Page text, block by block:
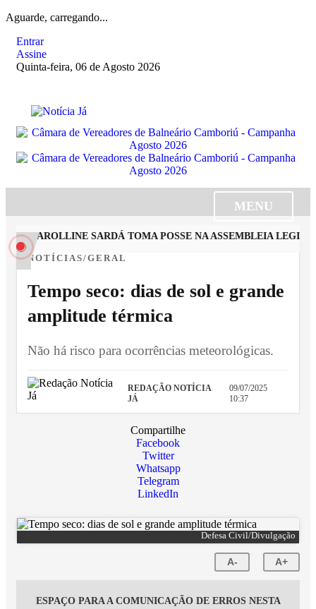
Aguarde, carregando...
Entrar
Assine
Quinta-feira, 06 de Agosto 2026
MENU
CAROLLINE SARDÁ TOMA POSSE NA ASSEMBLEIA
NOTÍCIAS/GERAL
Tempo seco: dias de sol e grande
amplitude térmica
Não há risco para ocorrências meteorológicas.
REDAÇÃO NOTÍCIA
JÁ
09/07/2025
10:37
Compartilhe
Facebook
Twitter
Whatsapp
Telegram
LinkedIn
Defesa Civil/Divulgação
A- A+
ESPAÇO PARA A COMUNICAÇÃO DE ERROS NESTA